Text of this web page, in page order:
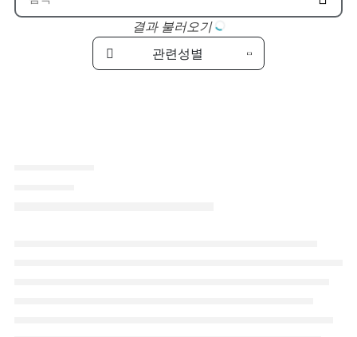
결과 불러오기
관련성별